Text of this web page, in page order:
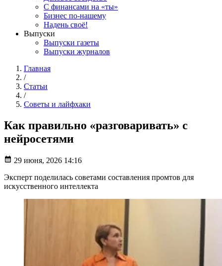
С финансами на «ты»
Бизнес по-нашему
Надень своё!
Выпуски
Выпуски газеты
Выпуски журналов
Главная
/
Статьи
/
Советы и лайфхаки
Как правильно «разговаривать» с
нейросетями
29 июня, 2026 14:16
Эксперт поделилась советами составления промтов для
искусственного интеллекта